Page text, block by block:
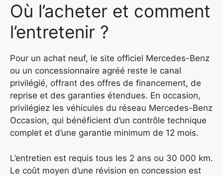
Où l’acheter et comment
l’entretenir ?
Pour un achat neuf, le site officiel Mercedes-Benz
ou un concessionnaire agréé reste le canal
privilégié, offrant des offres de financement, de
reprise et des garanties étendues. En occasion,
privilégiez les véhicules du réseau Mercedes-Benz
Occasion, qui bénéficient d’un contrôle technique
complet et d’une garantie minimum de 12 mois.
L’entretien est requis tous les 2 ans ou 30 000 km.
Le coût moyen d’une révision en concession est